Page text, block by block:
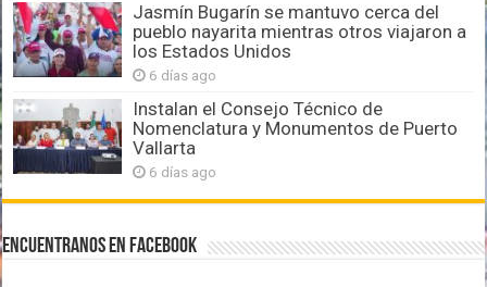
Jasmín Bugarín se mantuvo cerca del
pueblo nayarita mientras otros viajaron a
los Estados Unidos
6 días ago
Instalan el Consejo Técnico de
Nomenclatura y Monumentos de Puerto
Vallarta
6 días ago
Encuentranos en Facebook